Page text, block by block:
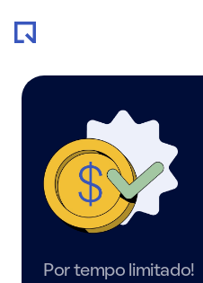
Por tempo limitado!